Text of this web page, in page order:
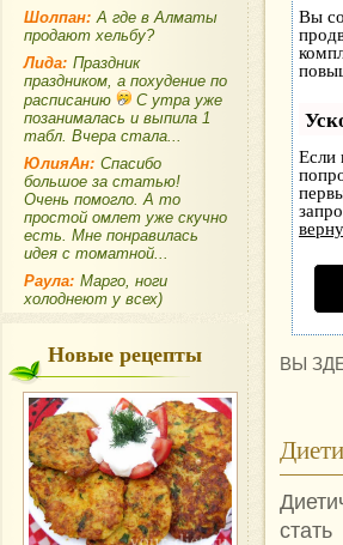
Шолпан: А где в Алматы
продают хельбу?
Лида: Праздник
праздником, а похудение по
расписанию
С утра уже
позанималась и выпила 1
табл. Вчера стала...
ЮлияАн: Спасибо
большое за статью!
Очень помогло. А то
простой омлет уже скучно
есть. Мне понравилась
идея с томатной...
Раула: Марго, ноги
холоднеют у всех)
Новые рецепты
Вы
Если
ВЫ